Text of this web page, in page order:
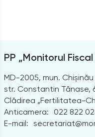
PP „Monitorul Fiscal
MD-2005, mun. Chișinău
str. Constantin Tănase,
Clădirea „Fertilitatea-
Anticamera:
022 822
E-mail: